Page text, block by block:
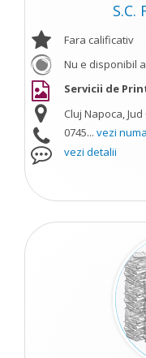
S.C.
Fara calificativ
Nu e disponibil
Servicii de
Cluj Napoca, Jud
0745... vezi
vezi detalii